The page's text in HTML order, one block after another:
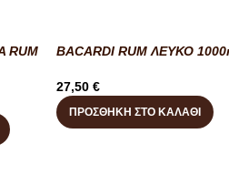
RUM
BACARDI RUM ΛΕΥΚΟ
27,50 €
ΠΡΟΣΘΉΚΗ ΣΤΟ ΚΑΛΆΘΙ